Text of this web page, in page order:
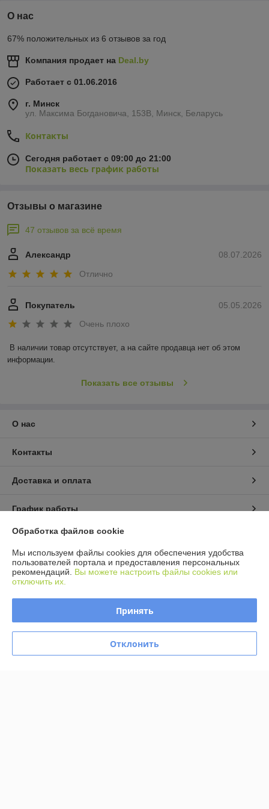
О нас
67% положительных из 6 отзывов за год
Компания продает на Deal.by
Работает с 01.06.2016
г. Минск
ул. Максима Богдановича, 153В, Минск, Беларусь
Контакты
Сегодня работает с 09:00 до 21:00
Показать весь график работы
Отзывы о магазине
47 отзывов за всё время
08.07.2026
Александр
Отлично
05.05.2026
Покупатель
Очень плохо
В наличии товар отсутствует, а на сайте продавца нет об этом
информации.
Показать все отзывы
О нас
Контакты
Доставка и оплата
График работы
Полная версия сайта
Политика обработки cookies
Обработка файлов cookie
Мы используем файлы cookies для обеспечения удобства
пользователей портала и предоставления персональных
рекомендаций. Вы можете настроить файлы cookies или
отключить их.
Принять
Отклонить